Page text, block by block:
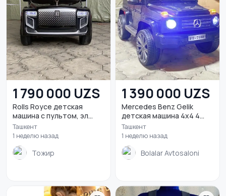
1 790 000 UZS
Rolls Royce детская
машина с пультом, эл...
Ташкент
1 неделю назад
Тожир
1 390 000 UZS
Mercedes Benz Gelik
детская машина 4x4 4...
Ташкент
1 неделю назад
Bolalar Avtosaloni